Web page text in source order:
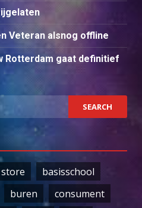
Veteran alsnog offline
Rotterdam gaat definitief
basisschool
buren
consument